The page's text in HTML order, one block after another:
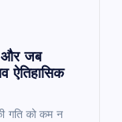
और जब
ऐतिहासिक
गति को कम न